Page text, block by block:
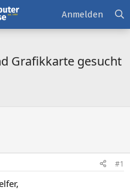
Anmelden
Grafikkarte gesucht
#1